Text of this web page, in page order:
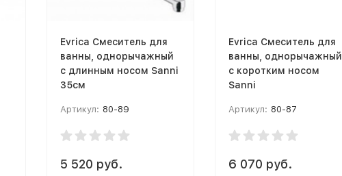
Evrica Смеситель для
ванны, однорычажный
с длинным носом Sanni
35см
Артикул: 80-89
5 520 руб.
Evrica Смеситель для
ванны, однорычажный
с коротким носом
Sanni
Артикул: 80-87
6 070 руб.